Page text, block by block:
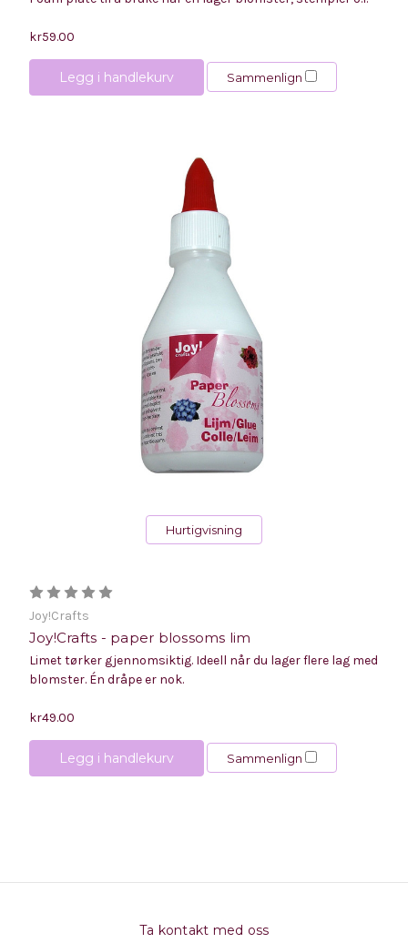
kr59.00
Legg i handlekurv Sammenlign
Hurtigvisning
Joy!Crafts
Joy!Crafts - paper blossoms lim
Limet tørker gjennomsiktig. Ideell når du lager flere lag med
blomster. Én dråpe er nok.
kr49.00
Legg i handlekurv Sammenlign
Ta kontakt med oss